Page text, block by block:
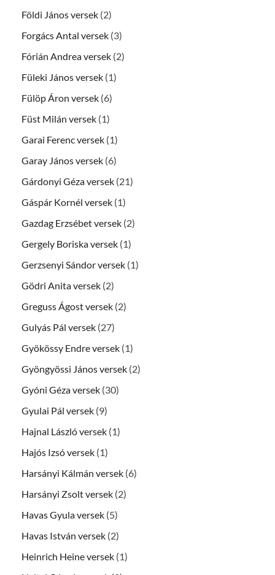
Földi János versek (2)
Forgács Antal versek (3)
Fórián Andrea versek (2)
Füleki János versek (1)
Fülöp Áron versek (6)
Füst Milán versek (1)
Garai Ferenc versek (1)
Garay János versek (6)
Gárdonyi Géza versek (21)
Gáspár Kornél versek (1)
Gazdag Erzsébet versek (2)
Gergely Boriska versek (1)
Gerzsenyi Sándor versek (1)
Gödri Anita versek (2)
Greguss Ágost versek (2)
Gulyás Pál versek (27)
Gyökössy Endre versek (1)
Gyöngyössi János versek (2)
Gyóni Géza versek (30)
Gyulai Pál versek (9)
Hajnal László versek (1)
Hajós Izsó versek (1)
Harsányi Kálmán versek (6)
Harsányi Zsolt versek (2)
Havas Gyula versek (5)
Havas István versek (2)
Heinrich Heine versek (1)